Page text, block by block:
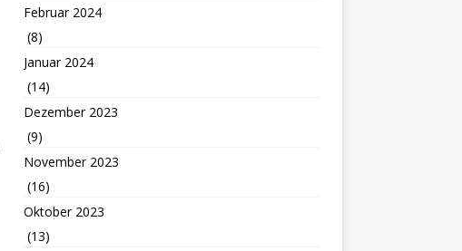
Februar 2024
(8)
Januar 2024
(14)
Dezember 2023
(9)
November 2023
(16)
Oktober 2023
(13)